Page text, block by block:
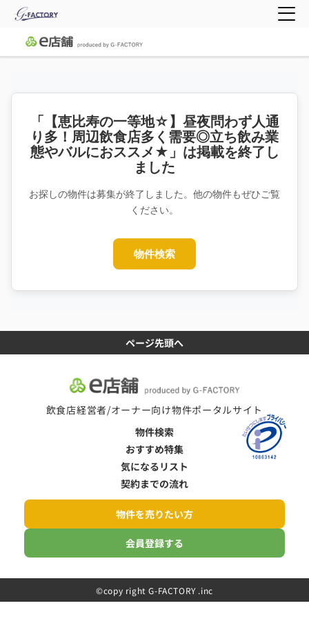
「【恵比寿の一等地☆】昼夜問わず人通
り多！周辺飲食店多く需要◎立ち飲み業
態やバルにおススメ★」は掲載を終了し
ました
お探しの物件は募集が終了しました。他の物件もぜひご覧
ください。
物件検索
ページ先頭へ
飲食店経営者/オーナー向け物件ポータルサイト
物件検索
おすすめ特集
気になるリスト
契約までの流れ
物件を売りたい方
会員登録する
©️copy right G-FACTORY .inc